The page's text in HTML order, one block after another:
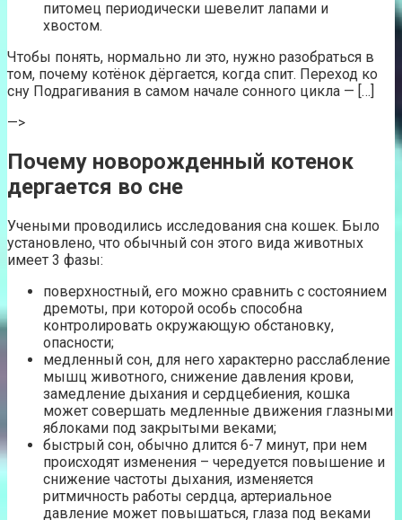
питомец периодически шевелит лапами и
хвостом.
Чтобы понять, нормально ли это, нужно разобраться в
том, почему котёнок дёргается, когда спит. Переход ко
сну Подрагивания в самом начале сонного цикла — […]
—>
Почему новорожденный котенок
дергается во сне
Учеными проводились исследования сна кошек. Было
установлено, что обычный сон этого вида животных
имеет 3 фазы:
поверхностный, его можно сравнить с состоянием
дремоты, при которой особь способна
контролировать окружающую обстановку,
опасности;
медленный сон, для него характерно расслабление
мышц животного, снижение давления крови,
замедление дыхания и сердцебиения, кошка
может совершать медленные движения глазными
яблоками под закрытыми веками;
быстрый сон, обычно длится 6-7 минут, при нем
происходят изменения – чередуется повышение и
снижение частоты дыхания, изменяется
ритмичность работы сердца, артериальное
давление может повышаться, глаза под веками